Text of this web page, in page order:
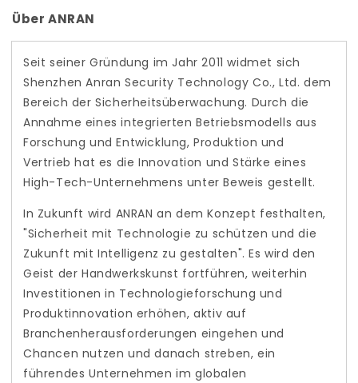
Über ANRAN
Seit seiner Gründung im Jahr 2011 widmet sich
Shenzhen Anran Security Technology Co., Ltd. dem
Bereich der Sicherheitsüberwachung. Durch die
Annahme eines integrierten Betriebsmodells aus
Forschung und Entwicklung, Produktion und
Vertrieb hat es die Innovation und Stärke eines
High-Tech-Unternehmens unter Beweis gestellt.
In Zukunft wird ANRAN an dem Konzept festhalten,
"Sicherheit mit Technologie zu schützen und die
Zukunft mit Intelligenz zu gestalten". Es wird den
Geist der Handwerkskunst fortführen, weiterhin
Investitionen in Technologieforschung und
Produktinnovation erhöhen, aktiv auf
Branchenherausforderungen eingehen und
Chancen nutzen und danach streben, ein
führendes Unternehmen im globalen